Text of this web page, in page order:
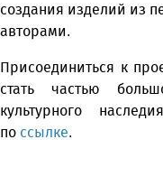
создания изделий из
авторами.
Присоединиться к
стать частью
культурного
по ссылке.